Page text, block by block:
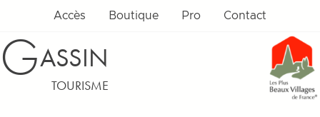
Accès Boutique Pro Contact
GASSIN
TOURISME